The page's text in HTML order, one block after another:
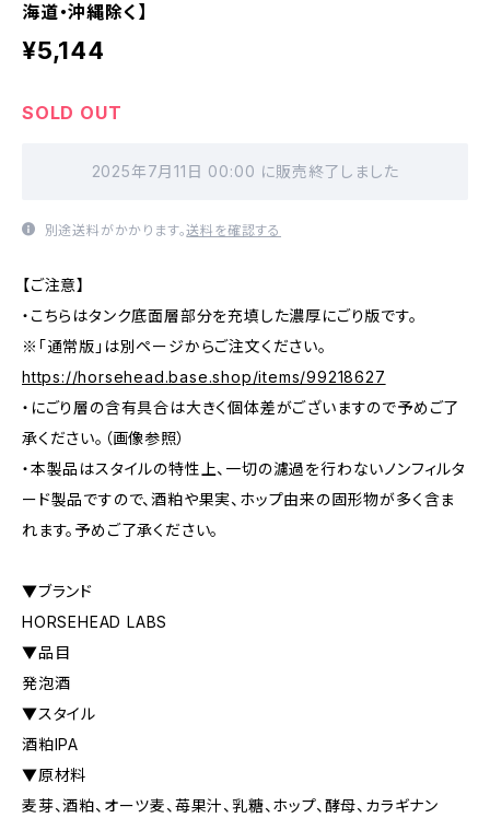
海道・沖縄除く】
¥5,144
SOLD OUT
2025年7月11日 00:00 に販売終了しました
別途送料がかかります。送料を確認する
【ご注意】
・こちらはタンク底面層部分を充填した濃厚にごり版です。
※「通常版」は別ページからご注文ください。
https://horsehead.base.shop/items/99218627
・にごり層の含有具合は大きく個体差がございますので予めご了
承ください。（画像参照）
・本製品はスタイルの特性上、一切の濾過を行わないノンフィルタ
ード製品ですので、酒粕や果実、ホップ由来の固形物が多く含ま
れます。予めご了承ください。
▼ブランド
HORSEHEAD LABS
▼品目
発泡酒
▼スタイル
酒粕IPA
▼原材料
麦芽、酒粕、オーツ麦、苺果汁、乳糖、ホップ、酵母、カラギナン